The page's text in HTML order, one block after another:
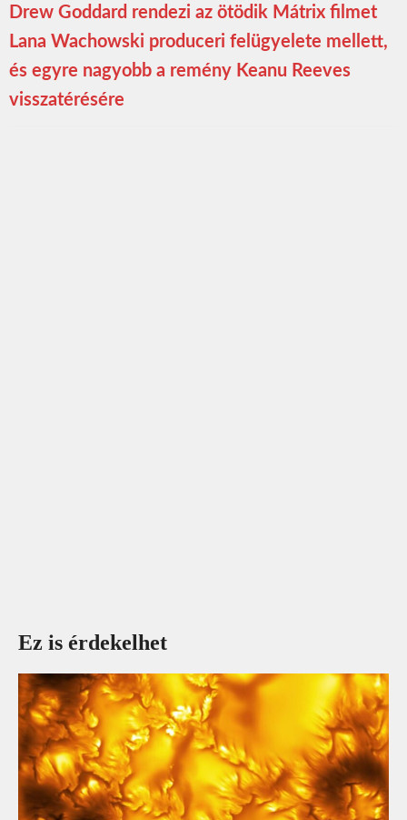
Drew Goddard rendezi az ötödik Mátrix filmet
Lana Wachowski produceri felügyelete mellett,
és egyre nagyobb a remény Keanu Reeves
visszatérésére
Ez is érdekelhet